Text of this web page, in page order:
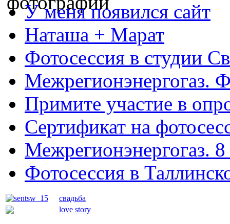
У меня появился сайт
Наташа + Марат
Фотосессия в студии
Межрегионэнергогаз.
Примите участие в
Сертификат на
Межрегионэнергогаз.
Фотосессия в
свадьба
love story